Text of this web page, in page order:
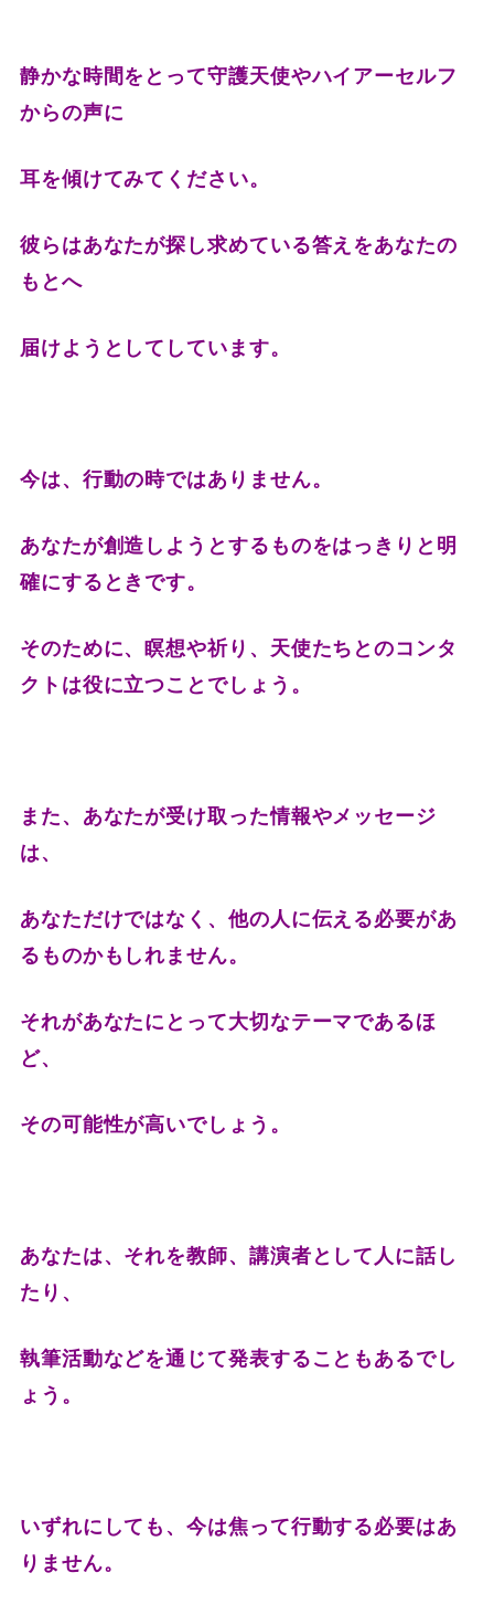
静かな時間をとって守護天使やハイアーセルフ
からの声に
耳を傾けてみてください。
彼らはあなたが探し求めている答えをあなたの
もとへ
届けようとしてしています。
今は、行動の時ではありません。
あなたが創造しようとするものをはっきりと明
確にするときです。
そのために、瞑想や祈り、天使たちとのコンタ
クトは役に立つことでしょう。
また、あなたが受け取った情報やメッセージ
は、
あなただけではなく、他の人に伝える必要があ
るものかもしれません。
それがあなたにとって大切なテーマであるほ
ど、
その可能性が高いでしょう。
あなたは、それを教師、講演者として人に話し
たり、
執筆活動などを通じて発表することもあるでし
ょう。
いずれにしても、今は焦って行動する必要はあ
りません。